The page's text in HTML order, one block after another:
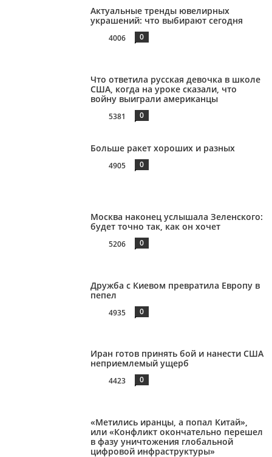
Актуальные тренды ювелирных
украшений: что выбирают сегодня
4006 0
Что ответила русская девочка в школе
США, когда на уроке сказали, что
войну выиграли американцы
5381 0
Больше ракет хороших и разных
4905 0
Москва наконец услышала Зеленского:
будет точно так, как он хочет
5206 0
Дружба с Киевом превратила Европу в
пепел
4935 0
Иран готов принять бой и нанести США
неприемлемый ущерб
4423 0
«Метились иранцы, а попал Китай»,
или «Конфликт окончательно перешел
в фазу уничтожения глобальной
цифровой инфраструктуры»